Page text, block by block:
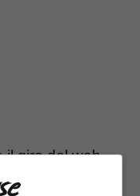
il giro del web
di tutti i canali: